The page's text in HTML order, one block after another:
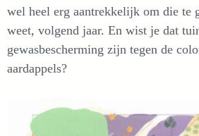
wel heel erg aantrekkelijk om die te
weet, volgend jaar. En wist je dat
gewasbescherming zijn tegen de
aardappels?